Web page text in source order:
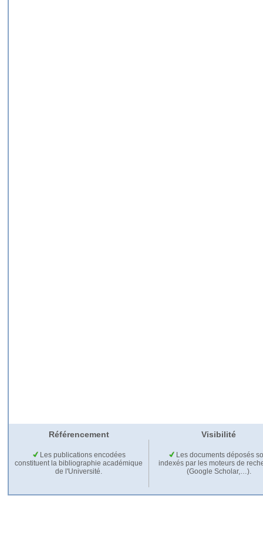
Référencement Visibilité
Les publications encodées
constituent la bibliographie académique
de l'Université.
Les documents déposés
indexés par les moteurs de
(Google Scholar,…).